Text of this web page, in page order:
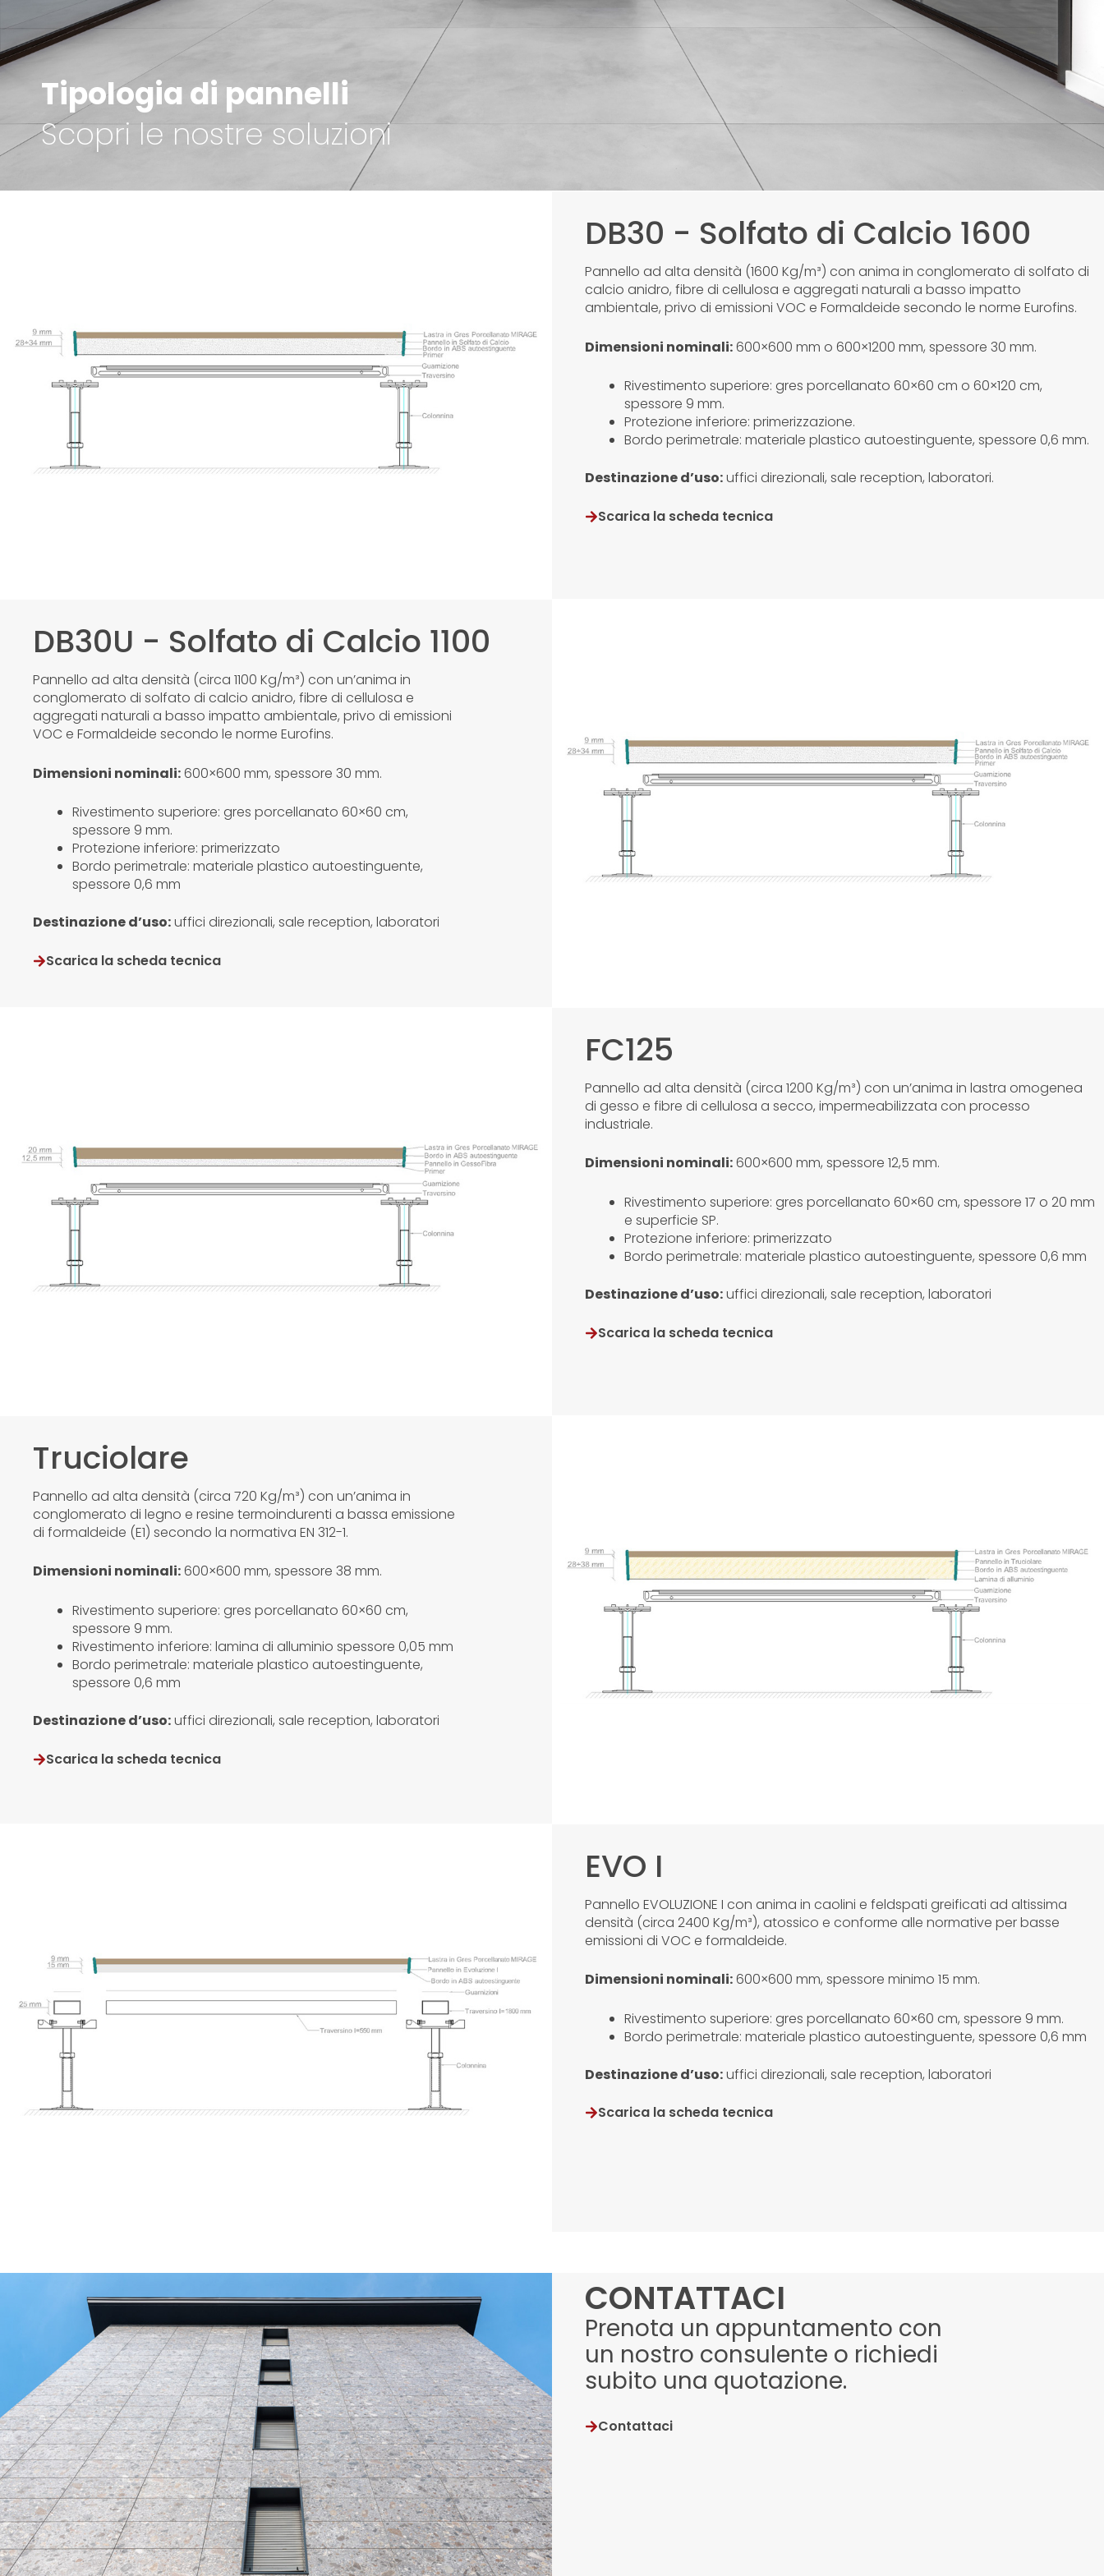
Tipologia di pannelli
Scopri le nostre soluzioni
DB30 - Solfato di Calcio 1600
Pannello ad alta densità (1600 Kg/m³) con anima in conglomerato di solfato di
calcio anidro, fibre di cellulosa e aggregati naturali a basso impatto
ambientale, privo di emissioni VOC e Formaldeide secondo le norme Eurofins.
Dimensioni nominali:600×600 mm o 600×1200 mm, spessore 30 mm.
Rivestimento superiore: gres porcellanato 60×60 cm o 60×120 cm,
spessore 9 mm.
Protezione inferiore: primerizzazione.
Bordo perimetrale: materiale plastico autoestinguente, spessore 0,6 mm.
Destinazione d’uso:uffici direzionali, sale reception, laboratori.
Scarica la scheda tecnica
DB30U - Solfato di Calcio 1100
Pannello ad alta densità (circa 1100 Kg/m³) con un’anima in
conglomerato di solfato di calcio anidro, fibre di cellulosa e
aggregati naturali a basso impatto ambientale, privo di emissioni
VOC e Formaldeide secondo le norme Eurofins.
Dimensioni nominali:600×600 mm, spessore 30 mm.
Rivestimento superiore: gres porcellanato 60×60 cm,
spessore 9 mm.
Protezione inferiore: primerizzato
Bordo perimetrale: materiale plastico autoestinguente,
spessore 0,6 mm
Destinazione d’uso:uffici direzionali, sale reception, laboratori
Scarica la scheda tecnica
FC125
Pannello ad alta densità (circa 1200 Kg/m³) con un’anima in lastra omogenea
di gesso e fibre di cellulosa a secco, impermeabilizzata con processo
industriale.
Dimensioni nominali:600×600 mm, spessore 12,5 mm.
Rivestimento superiore: gres porcellanato 60×60 cm, spessore 17 o 20 mm
e superficie SP.
Protezione inferiore: primerizzato
Bordo perimetrale: materiale plastico autoestinguente, spessore 0,6 mm
Destinazione d’uso:uffici direzionali, sale reception, laboratori
Scarica la scheda tecnica
Truciolare
Pannello ad alta densità (circa 720 Kg/m³) con un’anima in
conglomerato di legno e resine termoindurenti a bassa emissione
di formaldeide (E1) secondo la normativa EN 312-1.
Dimensioni nominali:600×600 mm, spessore 38 mm.
Rivestimento superiore: gres porcellanato 60×60 cm,
spessore 9 mm.
Rivestimento inferiore: lamina di alluminio spessore 0,05 mm
Bordo perimetrale: materiale plastico autoestinguente,
spessore 0,6 mm
Destinazione d’uso:uffici direzionali, sale reception, laboratori
Scarica la scheda tecnica
EVO I
Pannello EVOLUZIONE I con anima in caolini e feldspati greificati ad altissima
densità (circa 2400 Kg/m³), atossico e conforme alle normative per basse
emissioni di VOC e formaldeide.
Dimensioni nominali:600×600 mm, spessore minimo 15 mm.
Rivestimento superiore: gres porcellanato 60×60 cm, spessore 9 mm.
Bordo perimetrale: materiale plastico autoestinguente, spessore 0,6 mm
Destinazione d’uso:uffici direzionali, sale reception, laboratori
Scarica la scheda tecnica
CONTATTACI
Prenota un appuntamento con
un nostro consulente o richiedi
subito una quotazione.
Contattaci